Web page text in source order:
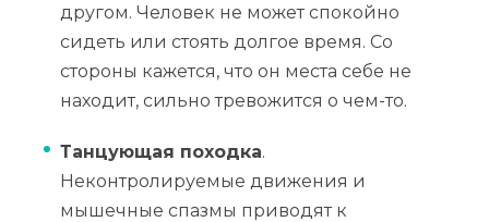
другом. Человек не может спокойно
сидеть или стоять долгое время. Со
стороны кажется, что он места себе не
находит, сильно тревожится о чем-то.
Танцующая походка.
Неконтролируемые движения и
мышечные спазмы приводят к